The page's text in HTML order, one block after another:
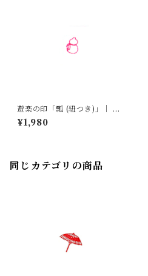
遊楽の印「瓢 (紐つき)」｜ 工
房 蓮
¥1,980
同じカテゴリの商品